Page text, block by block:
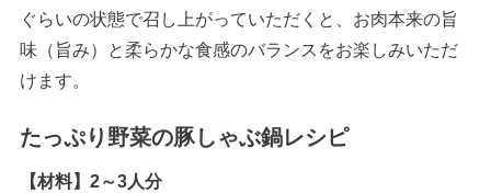
ぐらいの状態で召し上がっていただくと、お肉本来の旨
味（旨み）と柔らかな食感のバランスをお楽しみいただ
けます。
たっぷり野菜の豚しゃぶ鍋レシピ
【材料】2～3人分